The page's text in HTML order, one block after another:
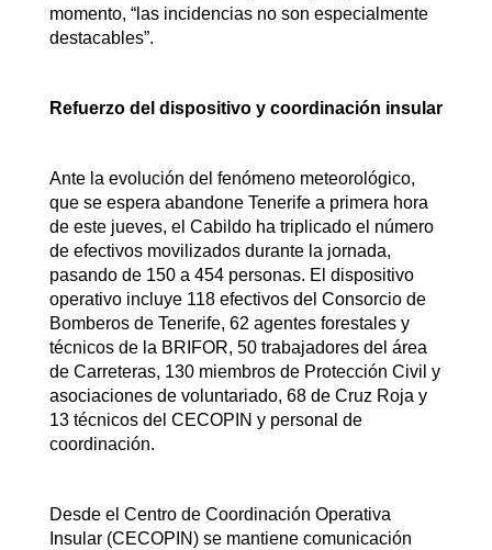
momento, “las incidencias no son especialmente
destacables”.
Refuerzo del dispositivo y coordinación insular
Ante la evolución del fenómeno meteorológico,
que se espera abandone Tenerife a primera hora
de este jueves, el Cabildo ha triplicado el número
de efectivos movilizados durante la jornada,
pasando de 150 a 454 personas. El dispositivo
operativo incluye 118 efectivos del Consorcio de
Bomberos de Tenerife, 62 agentes forestales y
técnicos de la BRIFOR, 50 trabajadores del área
de Carreteras, 130 miembros de Protección Civil y
asociaciones de voluntariado, 68 de Cruz Roja y
13 técnicos del CECOPIN y personal de
coordinación.
Desde el Centro de Coordinación Operativa
Insular (CECOPIN) se mantiene comunicación